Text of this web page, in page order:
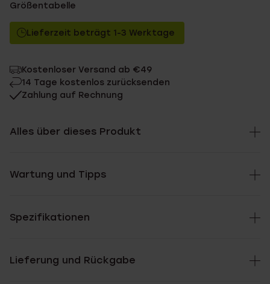
Größentabelle
Lieferzeit beträgt 1-3 Werktage
Kostenloser Versand ab €49
14 Tage kostenlos zurücksenden
Zahlung auf Rechnung
Alles über dieses Produkt
Wartung und Tipps
Spezifikationen
Lieferung und Rückgabe